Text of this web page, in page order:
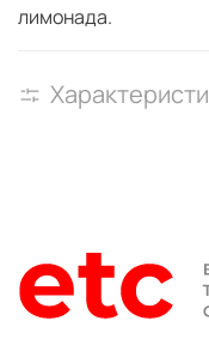
лимонада.